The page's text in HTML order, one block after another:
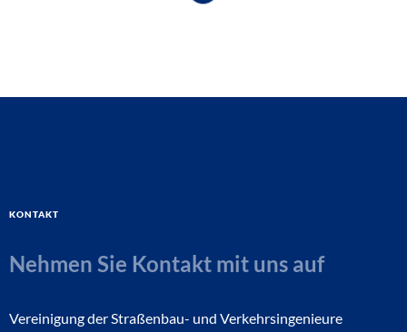
Kontakt
Nehmen Sie Kontakt mit uns auf
Vereinigung der Straßenbau- und Verkehrsingenieure